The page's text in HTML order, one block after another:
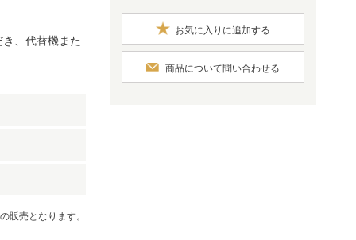
、代替機また
販売となります。
お気に入りに追加する
商品について問い合わせる